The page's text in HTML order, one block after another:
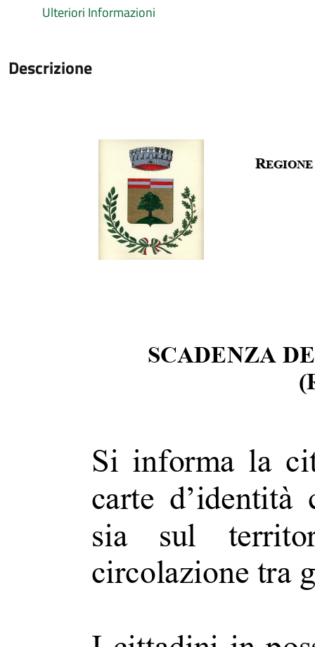
Ulteriori Informazioni
Descrizione